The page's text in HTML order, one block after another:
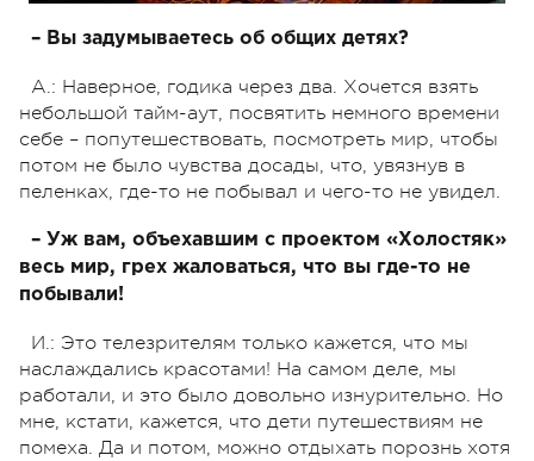
– Вы задумываетесь об общих детях?
А.: Наверное, годика через два. Хочется взять
небольшой тайм-аут, посвятить немного времени
себе – попутешествовать, посмотреть мир, чтобы
потом не было чувства досады, что, увязнув в
пеленках, где-то не побывал и чего-то не увидел.
– Уж вам, объехавшим с проектом «Холостяк»
весь мир, грех жаловаться, что вы где-то не
побывали!
И.: Это телезрителям только кажется, что мы
наслаждались красотами! На самом деле, мы
работали, и это было довольно изнурительно. Но
мне, кстати, кажется, что дети путешествиям не
помеха. Да и потом, можно отдыхать порознь хотя